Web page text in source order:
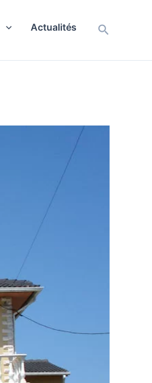
Actualités